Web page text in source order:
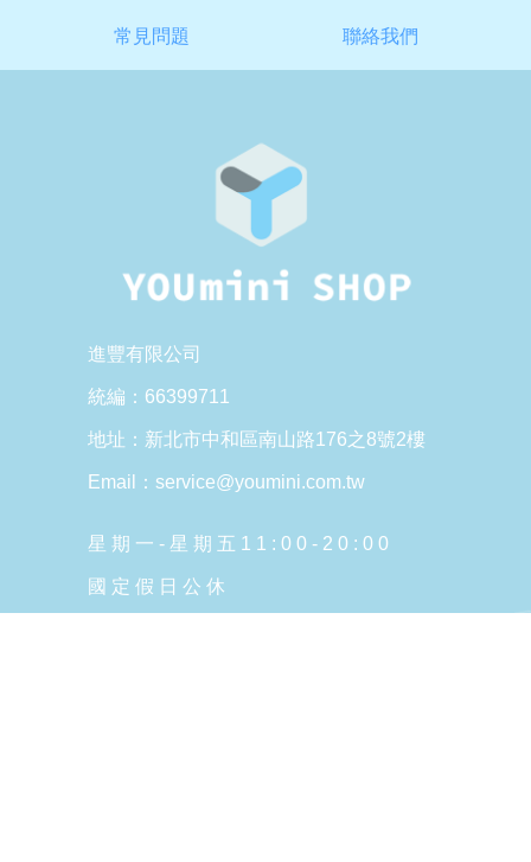
常見問題 聯絡我們
進豐有限公司
統編：66399711
地址：新北市中和區南山路176之8號2樓
Email：service@youmini.com.tw
星 期 一 - 星 期 五 1 1 : 0 0 - 2 0 : 0 0
國 定 假 日 公 休